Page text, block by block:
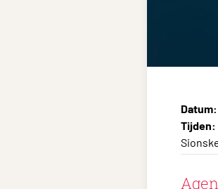
Datum:
Tijden: